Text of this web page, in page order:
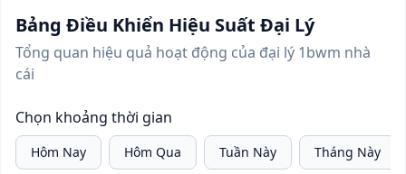
Bảng Điều Khiển Hiệu Suất Đại Lý
Tổng quan hiệu quả hoạt động của đại lý 1bwm nhà
cái
Chọn khoảng thời gian
Hôm Nay Hôm Qua Tuần Này Tháng Này